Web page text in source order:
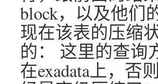
block，以及他们
现在该表的压缩
的： 这里的查询
在exadata上，否